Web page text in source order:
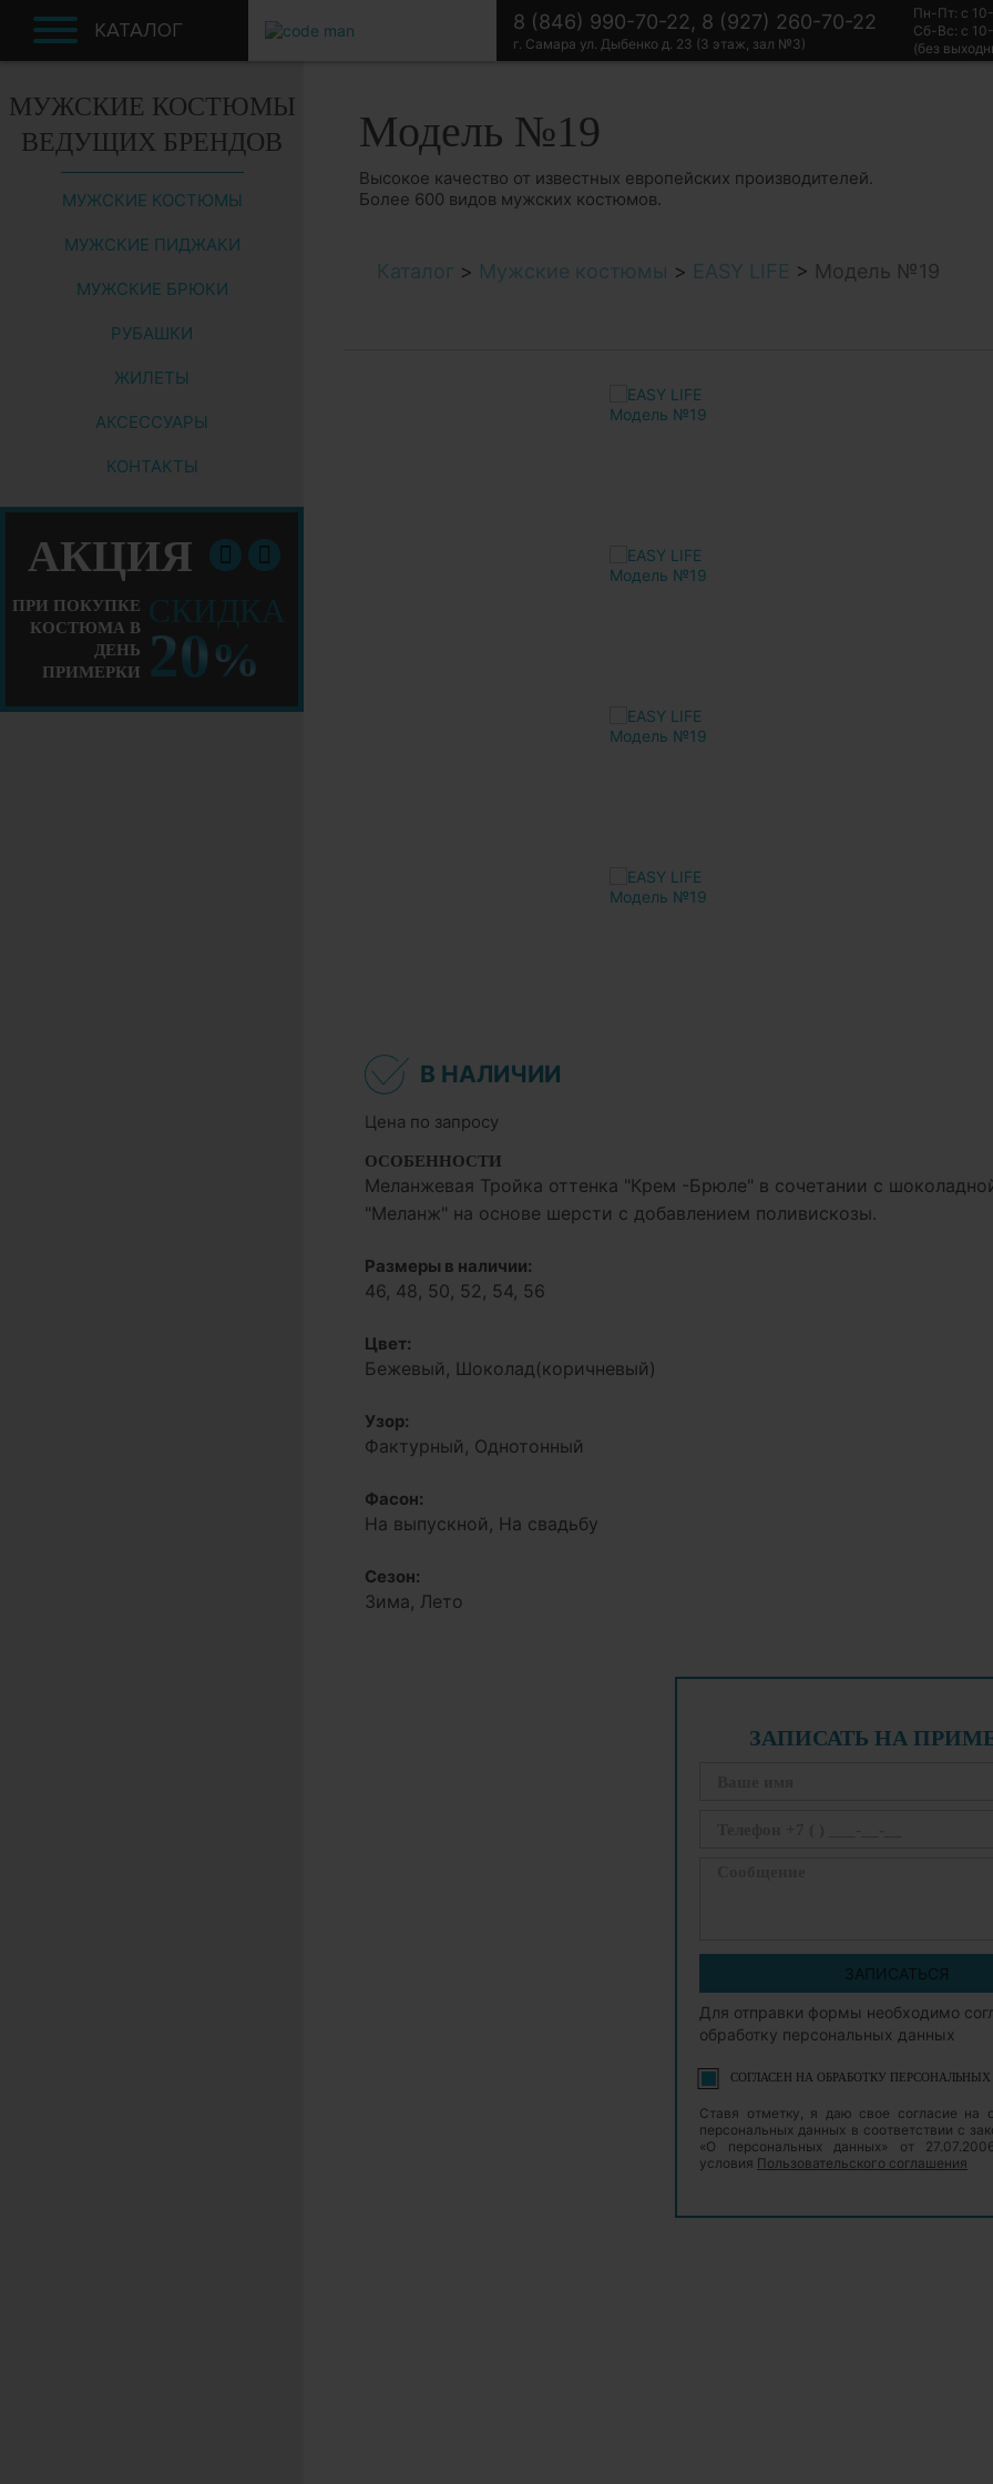
КАТАЛОГ 8 (846) 990-70-22, 8 (927) 260-70-22
г. Самара ул. Дыбенко д. 23 (3 этаж, зал №3)
Пн-Пт: с
Сб-Вс: с
(без
МУЖСКИЕ КОСТЮМЫ
ВЕДУЩИХ БРЕНДОВ
МУЖСКИЕ КОСТЮМЫ
МУЖСКИЕ ПИДЖАКИ
МУЖСКИЕ БРЮКИ
РУБАШКИ
ЖИЛЕТЫ
АКСЕССУАРЫ
КОНТАКТЫ
АКЦИЯ
ПРИ ПОКУПКЕ
КОСТЮМА В
ДЕНЬ
ПРИМЕРКИ
20%
Модель №19
Высокое качество от известных европейских производителей.
Более 600 видов мужских костюмов.
Каталог > Мужские костюмы > EASY LIFE > Модель №19
В НАЛИЧИИ
Цена по запросу
ОСОБЕННОСТИ
Меланжевая Тройка оттенка "Крем -Брюле" в сочетании с
"Меланж" на основе шерсти с добавлением поливискозы.
Размеры в наличии:
46, 48, 50, 52, 54, 56
Цвет:
Бежевый, Шоколад(коричневый)
Узор:
Фактурный, Однотонный
Фасон:
На выпускной, На свадьбу
Сезон:
Зима, Лето
ЗАПИСАТЬ НА
ЗАПИСАТЬСЯ
Для отправки формы необходимо
обработку персональных данных
СОГЛАСЕН НА ОБРАБОТКУ
Ставя отметку, я даю свое согласие на
персональных данных в соответствии с
«О персональных данных» от
условия Пользовательского соглашения